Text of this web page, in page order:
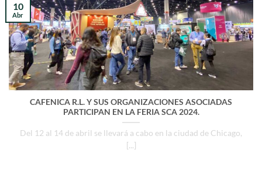
CAFENICA R.L. Y SUS ORGANIZACIONES ASOCIADAS
PARTICIPAN EN LA FERIA SCA 2024.
Del 12 al 14 de abril se llevará a cabo en la ciudad de Chicago,
[...]
10
Abr